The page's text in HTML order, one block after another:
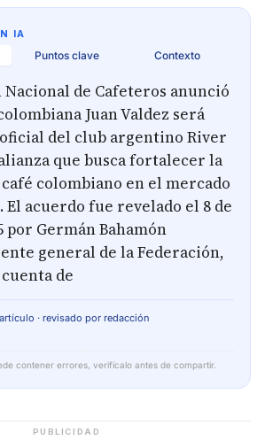
IA
Puntos clave Contexto
Nacional de Cafeteros anunció
Juan Valdez será
del club argentino River
que busca fortalecer la
colombiano en el mercado
acuerdo fue revelado el 8 de
por Germán Bahamón
general de la Federación,
de
· revisado por redacción
contener errores, verifícalo antes de compartir.
PUBLICIDAD